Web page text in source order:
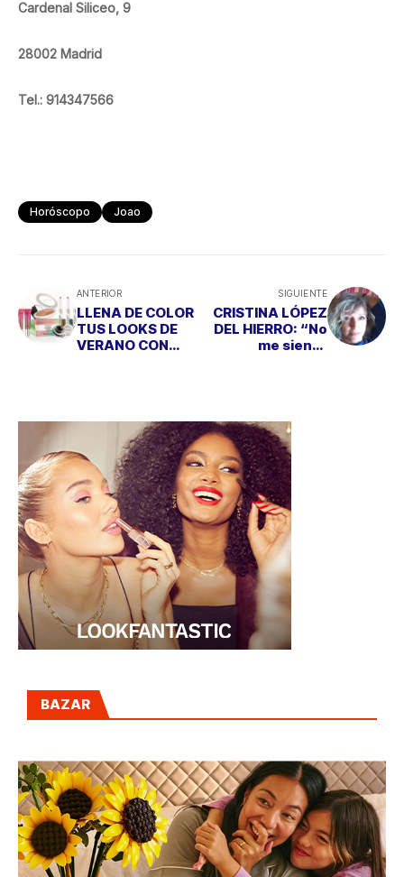
Cardenal Siliceo, 9
28002 Madrid
Tel.: 914347566
Horóscopo Joao
ANTERIOR
LLENA DE COLOR
TUS LOOKS DE
VERANO CON
SIGUIENTE
CRISTINA LÓPEZ
DEL HIERRO: “No
me siento
BAZAR